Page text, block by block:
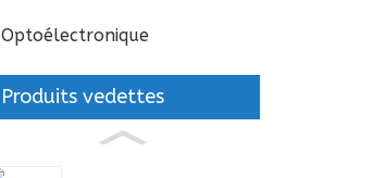
Optoélectronique
Produits vedettes